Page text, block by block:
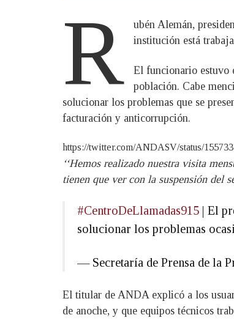
R
ubén Alemán,
institución está
El funcionario estuvo
población. Cabe
solucionar los problemas que se
facturación y anticorrupción.
https://twitter.com/ANDASV/status/
‘‘Hemos realizado nuestra visita
tienen que ver con la suspensión del
#CentroDeLlamadas915 | El
solucionar los problemas
— Secretaría de Prensa de la
El titular de ANDA explicó a los
de anoche, y que equipos técnicos